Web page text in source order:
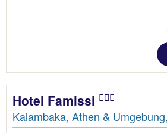
Hotel Famissi
Kalambaka, Athen &